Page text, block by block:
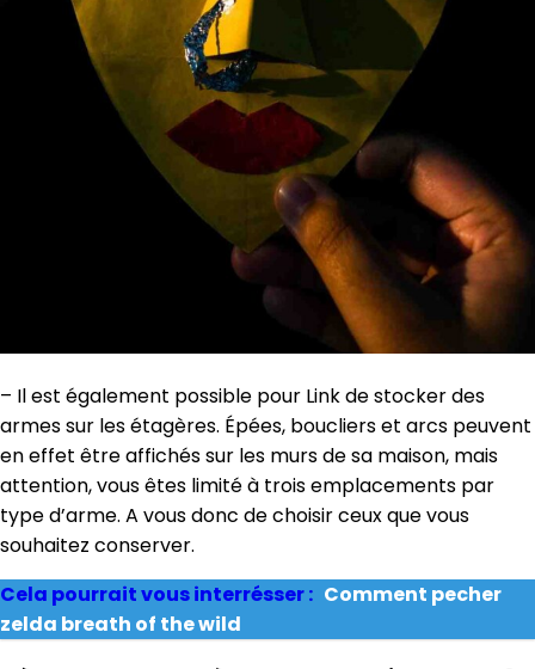
– Il est également possible pour Link de stocker des
armes sur les étagères. Épées, boucliers et arcs peuvent
en effet être affichés sur les murs de sa maison, mais
attention, vous êtes limité à trois emplacements par
type d’arme. A vous donc de choisir ceux que vous
souhaitez conserver.
Cela pourrait vous interrésser : Comment pecher
zelda breath of the wild